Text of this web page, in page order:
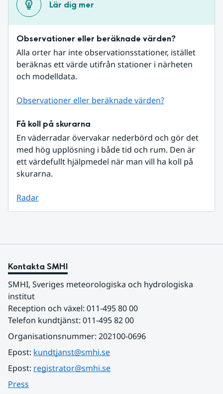
Lär dig mer
Observationer eller beräknade värden?
Alla orter har inte observationsstationer, istället
beräknas ett värde utifrån stationer i närheten
och modelldata.
Observationer eller beräknade värden?
Få koll på skurarna
En väderradar övervakar nederbörd och gör det
med hög upplösning i både tid och rum. Den är
ett värdefullt hjälpmedel när man vill ha koll på
skurarna.
Radar
Kontakta SMHI
SMHI, Sveriges meteorologiska och hydrologiska
institut
Reception och växel: 011-495 80 00
Telefon kundtjänst: 011-495 82 00
Organisationsnummer: 202100-0696
Epost: kundtjanst@smhi.se
Epost: registrator@smhi.se
Press